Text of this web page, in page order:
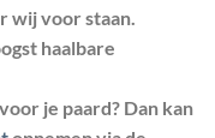
wij voor staan.
haalbare
je paard? Dan kan